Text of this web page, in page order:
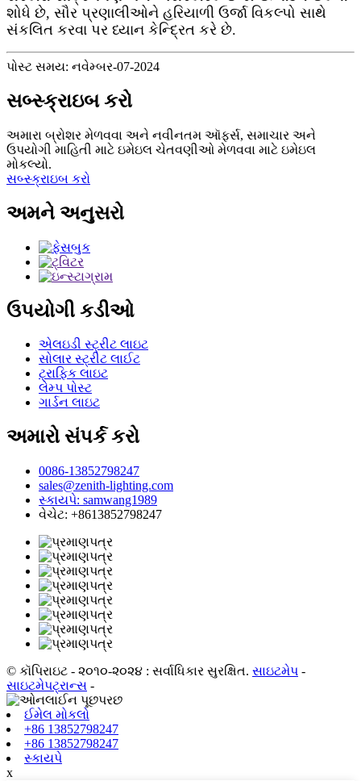
શોધે છે, સૌર પ્રણાલીઓને હરિયાળી ઉર્જા વિકલ્પો સાથે
સંકલિત કરવા પર ધ્યાન કેન્દ્રિત કરે છે.
પોસ્ટ સમય: નવેમ્બર-07-2024
સબ્સ્ક્રાઇબ કરો
અમારા બ્રોશર મેળવવા અને નવીનતમ ઑફર્સ, સમાચાર અને
ઉપયોગી માહિતી માટે ઇમેઇલ ચેતવણીઓ મેળવવા માટે ઇમેઇલ
મોકલ્યો.
સબ્સ્ક્રાઇબ કરો
અમને અનુસરો
ઉપયોગી કડીઓ
એલઇડી સ્ટ્રીટ લાઇટ
સોલાર સ્ટ્રીટ લાઈટ
ટ્રાફિક લાઇટ
લેમ્પ પોસ્ટ
ગાર્ડન લાઇટ
અમારો સંપર્ક કરો
0086-13852798247
sales@zenith-lighting.com
સ્કાયપે: samwang1989
વેચેટ: +8613852798247
© કૉપિરાઇટ - ૨૦૧૦-૨૦૨૪ : સર્વાધિકાર સુરક્ષિત. સાઇટમેપ -
સાઇટમેપટ્રાન્સ -
ઈમેલ મોકલો
+86 13852798247
+86 13852798247
સ્કાયપે
x